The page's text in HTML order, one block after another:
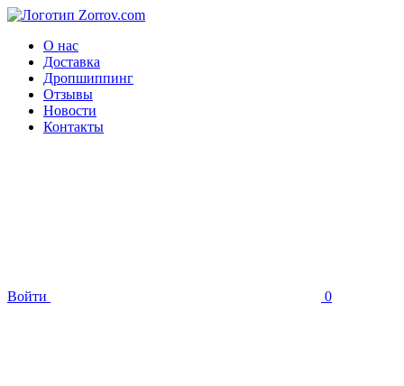
О нас
Доставка
Дропшиппинг
Отзывы
Новости
Контакты
Войти 0